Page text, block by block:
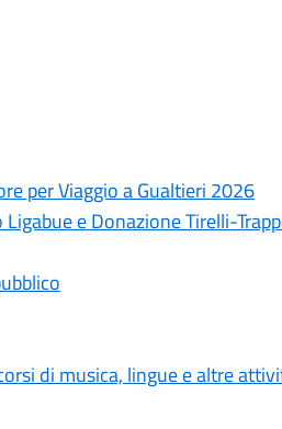
per Viaggio a Gualtieri 2026
e Donazione Tirelli-
di musica, lingue e altre